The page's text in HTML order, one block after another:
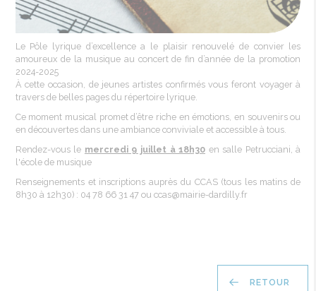
Le Pôle lyrique d’excellence a le plaisir renouvelé de convier les
amoureux de la musique au concert de fin d’année de la promotion
2024-2025
À cette occasion, de jeunes artistes confirmés vous feront voyager à
travers de belles pages du répertoire lyrique.
Ce moment musical promet d’être riche en émotions, en souvenirs ou
en découvertes dans une ambiance conviviale et accessible à tous.
Rendez-vous le mercredi 9 juillet à 18h30 en salle Petrucciani, à
l'école de musique
Renseignements et inscriptions auprès du CCAS (tous les matins de
8h30 à 12h30) : 04 78 66 31 47 ou ccas@mairie-dardilly.fr
RETOUR